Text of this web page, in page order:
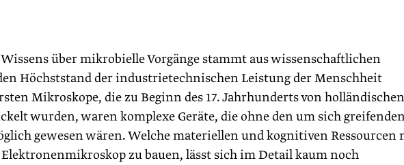
über mikrobielle Vorgänge stammt aus wissenschaftlichen
Höchststand der industrietechnischen Leistung der Menschheit
Mikroskope, die zu Beginn des 17. Jahrhunderts von holländischen
wurden, waren komplexe Geräte, die ohne den um sich
gewesen wären. Welche materiellen und kognitiven Ressourcen
zu bauen, lässt sich im Detail kaum noch